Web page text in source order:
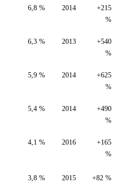
6,8 % 2014
+215
%
6,3 % 2013
+540
%
5,9 % 2014
+625
%
5,4 % 2014
+490
%
4,1 % 2016
+165
%
3,8 % 2015 +82 %